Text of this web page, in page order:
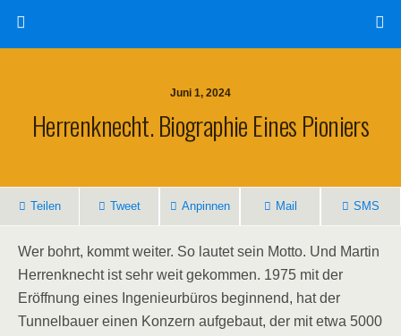
Juni 1, 2024
Herrenknecht. Biographie Eines Pioniers
Teilen Tweet Anpinnen Mail SMS
Wer bohrt, kommt weiter. So lautet sein Motto. Und Martin
Herrenknecht ist sehr weit gekommen. 1975 mit der
Eröffnung eines Ingenieurbüros beginnend, hat der
Tunnelbauer einen Konzern aufgebaut, der mit etwa 5000